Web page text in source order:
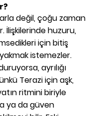
değil, çoğu zaman
İlişkilerinde huzuru,
için bitiş
istemezler.
ayrılığı
Terazi için aşk,
ritmini biriyle
ya da güven